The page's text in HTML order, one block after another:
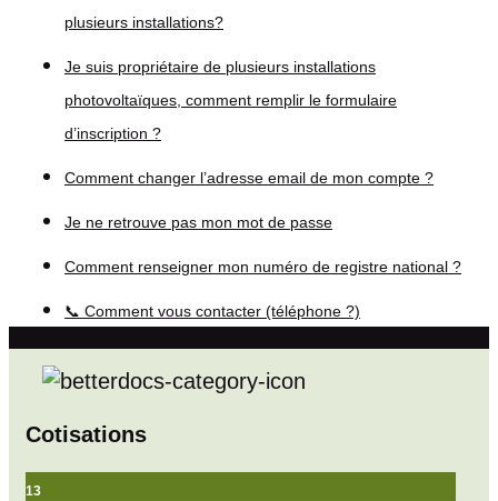
plusieurs installations?
Je suis propriétaire de plusieurs installations
photovoltaïques, comment remplir le formulaire
d’inscription ?
Comment changer l’adresse email de mon compte ?
Je ne retrouve pas mon mot de passe
Comment renseigner mon numéro de registre national ?
📞 Comment vous contacter (téléphone ?)
Cotisations
13